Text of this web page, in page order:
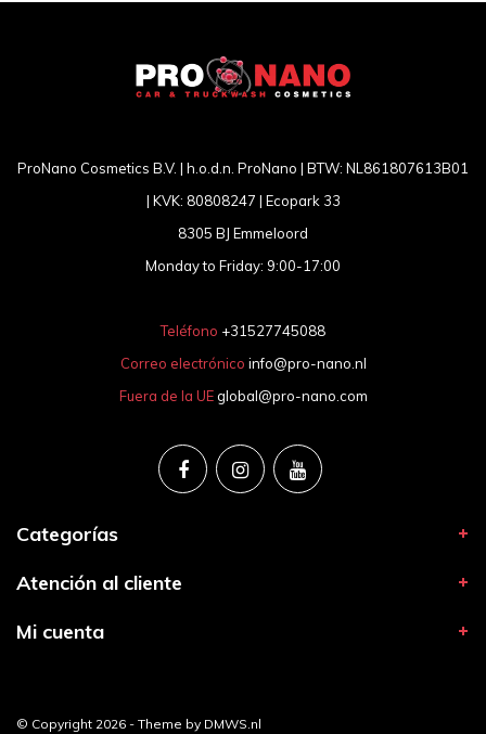
ProNano Cosmetics B.V. | h.o.d.n. ProNano | BTW: NL861807613B01
| KVK: 80808247 | Ecopark 33
8305 BJ Emmeloord
Monday to Friday: 9:00-17:00
Teléfono +31527745088
Correo electrónico info@pro-nano.nl
Fuera de la UE global@pro-nano.com
Categorías
Atención al cliente
Mi cuenta
© Copyright 2026 - Theme by DMWS.nl